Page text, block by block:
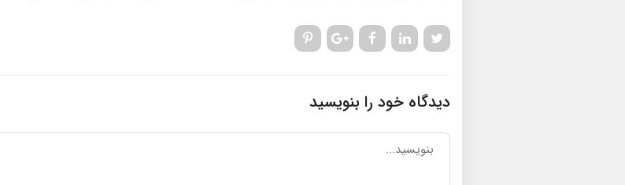
دیدگاه خود را بنویسید